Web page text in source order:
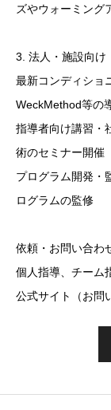
ズやウォーミング
3. 法人・施設向け
最新コンディショ
WeckMethod等の
指導者向け講習・
術のセミナー開催
プログラム開発・
ログラムの監修
依頼・お問い合わ
個人指導、チーム
公式サイト（お問